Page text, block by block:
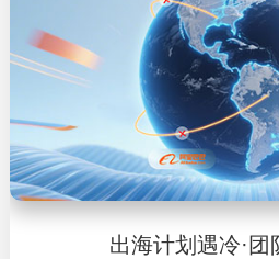
出海计划遇冷·团